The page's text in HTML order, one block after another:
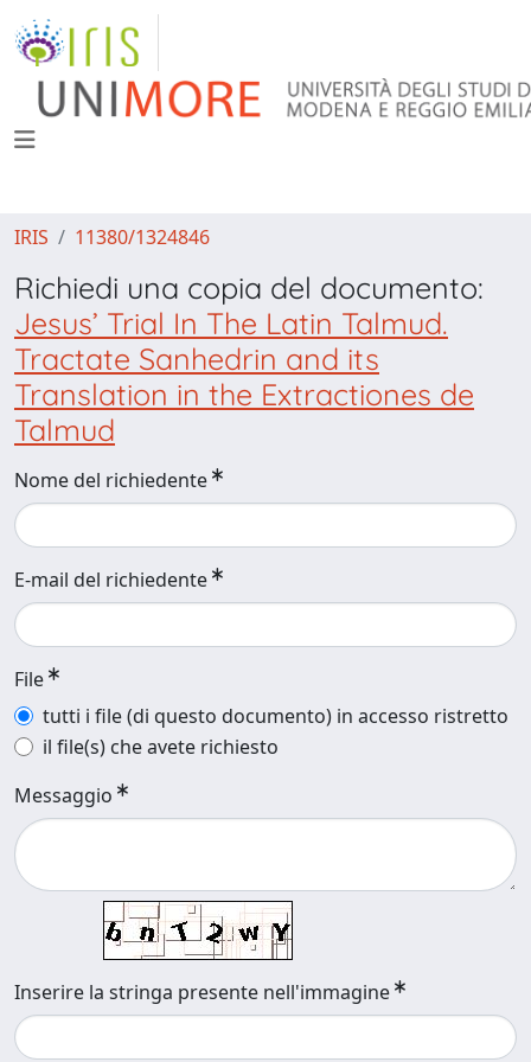
IRIS 11380/1324846
Richiedi una copia del documento:
Jesus’ Trial In The Latin Talmud.
Tractate Sanhedrin and its
Translation in the Extractiones de
Talmud
Nome del richiedente
E-mail del richiedente
File
tutti i file (di questo documento) in accesso ristretto
il file(s) che avete richiesto
Messaggio
Inserire la stringa presente nell'immagine